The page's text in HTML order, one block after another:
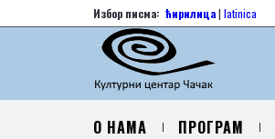
Избор писма: ћирилица| latinica
О НАМА ПРОГРАМ